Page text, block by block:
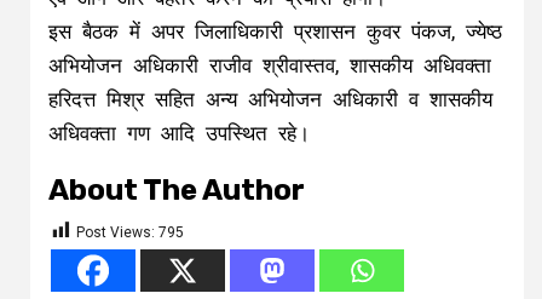
इस बैठक में अपर जिलाधिकारी प्रशासन कुवर पंकज, ज्येष्ठ
अभियोजन अधिकारी राजीव श्रीवास्तव, शासकीय अधिवक्ता
हरिदत्त मिश्र सहित अन्य अभियोजन अधिकारी व शासकीय
अधिवक्ता गण आदि उपस्थित रहे।
About The Author
Post Views: 795